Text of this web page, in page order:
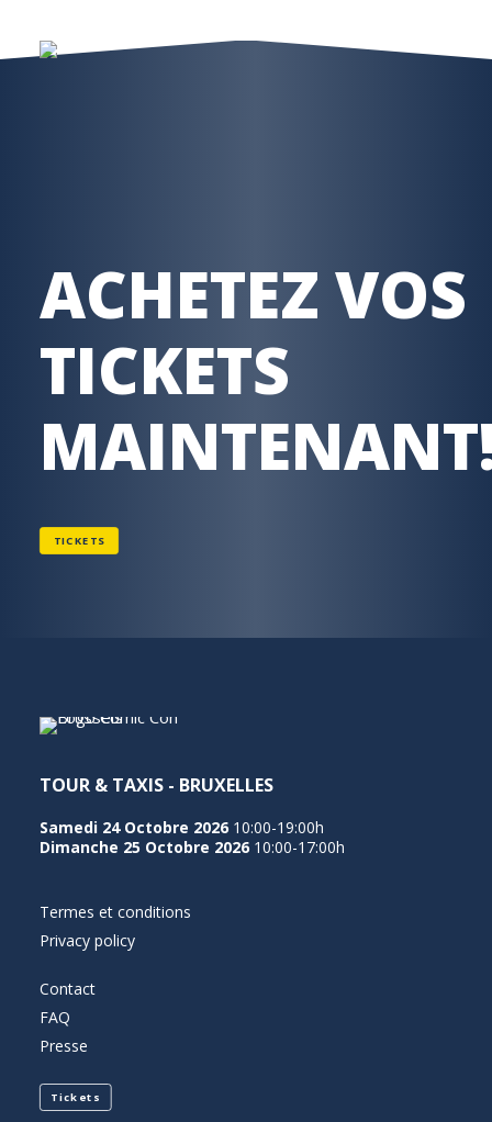
ACHETEZ VOS
TICKETS
TICKETS
TOUR & TAXIS - BRUXELLES
Samedi 24 Octobre 2026 10:00-19:00h
Dimanche 25 Octobre 2026 10:00-17:00h
Termes et conditions
Privacy policy
Contact
FAQ
Presse
Tickets